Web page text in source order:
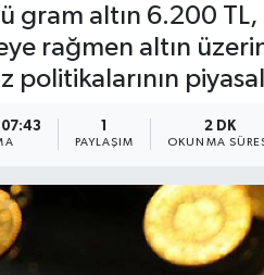
gram altın 6.200
rağmen altın
politikalarının
PAYLAŞIM
2 DK
OKUNMA
Durumu ve Fikstür